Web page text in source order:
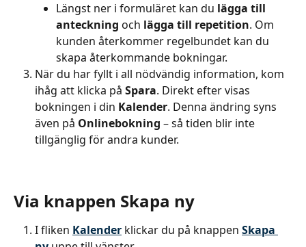
Längst ner i formuläret kan du lägga till
anteckning och lägga till repetition. Om
kunden återkommer regelbundet kan du
skapa återkommande bokningar.
När du har fyllt i all nödvändig information, kom
ihåg att klicka på Spara. Direkt efter visas
bokningen i din Kalender. Denna ändring syns
även på Onlinebokning – så tiden blir inte
tillgänglig för andra kunder.
Via knappen Skapa ny
I fliken Kalender klickar du på knappen Skapa